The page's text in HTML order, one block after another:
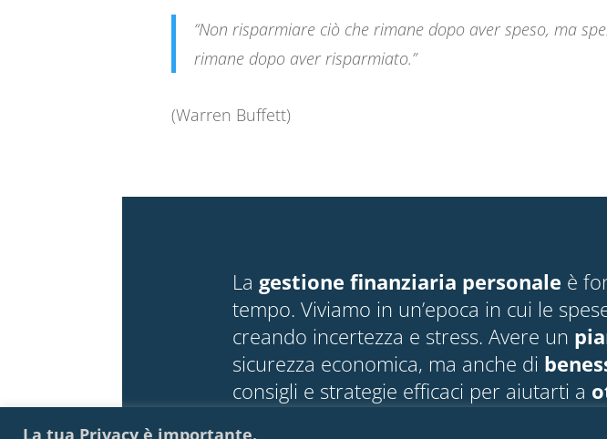
La tua Privacy è importante.
“Non risparmiare ciò che rimane dopo aver speso, ma
rimane dopo aver risparmiato.”
(Warren Buffett)
La gestione finanziaria personale è
tempo. Viviamo in un’epoca in cui le
creando incertezza e stress. Avere un
sicurezza economica, ma anche di
consigli e strategie efficaci per aiutarti a